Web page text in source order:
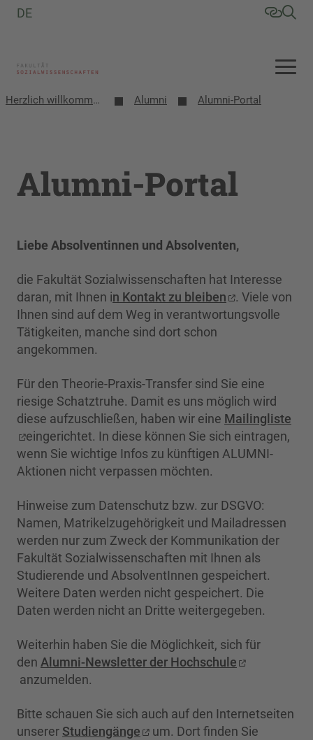
DE
Herzlich willkommen an der Fakultät Sozialwissenschaften Alumni Alumni-Portal
Alumni-Portal
Liebe Absolventinnen und Absolventen,
die Fakultät Sozialwissenschaften hat Interesse
daran, mit Ihnen in Kontakt zu bleiben
. Viele von
Ihnen sind auf dem Weg in verantwortungsvolle
Tätigkeiten, manche sind dort schon
angekommen.
Für den Theorie-Praxis-Transfer sind Sie eine
riesige Schatztruhe. Damit es uns möglich wird
diese aufzuschließen, haben wir eine Mailingliste
eingerichtet. In diese können Sie sich eintragen,
wenn Sie wichtige Infos zu künftigen ALUMNI-
Aktionen nicht verpassen möchten.
Hinweise zum Datenschutz bzw. zur DSGVO:
Namen, Matrikelzugehörigkeit und Mailadressen
werden nur zum Zweck der Kommunikation der
Fakultät Sozialwissenschaften mit Ihnen als
Studierende und AbsolventInnen gespeichert.
Weitere Daten werden nicht gespeichert. Die
Daten werden nicht an Dritte weitergegeben.
Weiterhin haben Sie die Möglichkeit, sich für
den Alumni-Newsletter der Hochschule
anzumelden.
Bitte schauen Sie sich auch auf den Internetseiten
unserer Studiengänge
um. Dort finden Sie